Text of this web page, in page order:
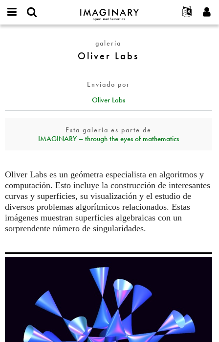
IMAGINARY
open
Français
Deutsch
Español
Türkçe
Programas
Galerías
Interactivos
Películas
Textos
Exposiciones
Más...
Proyectos
Participar
Crear nueva cuenta
galería
Oliver Labs
Enviado por
Oliver Labs
Esta galería es parte de
IMAGINARY – through the eyes of mathematics
Oliver Labs es un geómetra especialista en algoritmos y
computación. Esto incluye la construcción de interesantes
curvas y superficies, su visualización y el estudio de
diversos problemas algorítmicos relacionados. Estas
imágenes muestran superficies algebraicas con un
sorprendente número de singularidades.